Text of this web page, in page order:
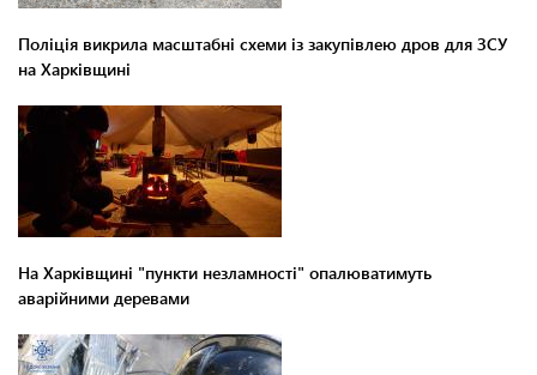
Поліція викрила масштабні схеми із закупівлею дров для ЗСУ
на Харківщині
На Харківщині "пункти незламності" опалюватимуть
аварійними деревами